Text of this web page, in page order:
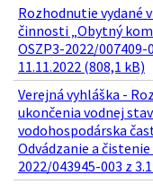
Rozhodnutie vydané
činnosti „Obytný
OSZP3-2022/007409-
11.11.2022 (808,1 kB)
Verejná vyhláška -
ukončenia vodnej
vodohospodárska
Odvádzanie a čistenie
2022/043945-003 z